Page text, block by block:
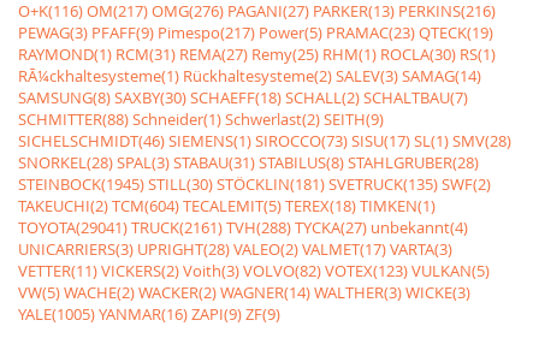
O+K(116)OM(217)OMG(276) PAGANI(27) PARKER(13) PERKINS(216)
PEWAG(3) PFAFF(9) Pimespo(217) Power(5) PRAMAC(23)QTECK(19)
RAYMOND(1) RCM(31) REMA(27) Remy(25) RHM(1) ROCLA(30) RS(1)
RÃ¼ckhaltesysteme(1) Rückhaltesysteme(2)SALEV(3)SAMAG(14)
SAMSUNG(8)SAXBY(30)SCHAEFF(18)SCHALL(2)SCHALTBAU(7)
SCHMITTER(88)Schneider(1)Schwerlast(2)SEITH(9)
SICHELSCHMIDT(46)SIEMENS(1)SIROCCO(73)SISU(17)SL(1)SMV(28)
SNORKEL(28)SPAL(3)STABAU(31)STABILUS(8)STAHLGRUBER(28)
STEINBOCK(1945)STILL(30)STÖCKLIN(181)SVETRUCK(135)SWF(2)
TAKEUCHI(2)TCM(604)TECALEMIT(5)TEREX(18)TIMKEN(1)
TOYOTA(29041)TRUCK(2161)TVH(288)TYCKA(27) unbekannt(4)
UNICARRIERS(3) UPRIGHT(28)VALEO(2)VALMET(17)VARTA(3)
VETTER(11)VICKERS(2)Voith(3)VOLVO(82)VOTEX(123)VULKAN(5)
VW(5)WACHE(2)WACKER(2)WAGNER(14)WALTHER(3)WICKE(3)
YALE(1005)YANMAR(16)ZAPI(9)ZF(9)